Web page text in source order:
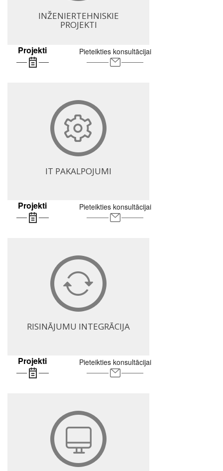
INŽENIERTEHNISKIE
PROJEKTI
Projekti Pieteikties konsultācijai
IT PAKALPOJUMI
Projekti Pieteikties konsultācijai
RISINĀJUMU INTEGRĀCIJA
Projekti Pieteikties konsultācijai